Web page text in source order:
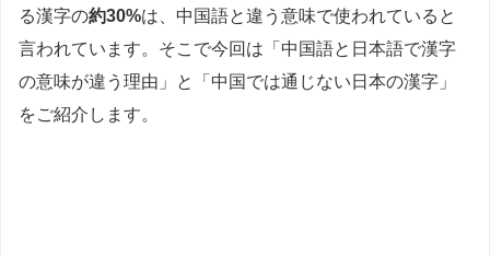
る漢字の約30%は、中国語と違う意味で使われていると
言われています。そこで今回は「中国語と日本語で漢字
の意味が違う理由」と「中国では通じない日本の漢字」
をご紹介します。